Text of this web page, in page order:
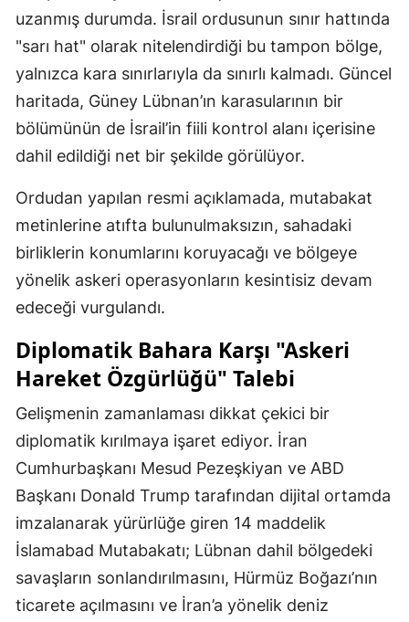
uzanmış durumda. İsrail ordusunun sınır hattında
"sarı hat" olarak nitelendirdiği bu tampon bölge,
yalnızca kara sınırlarıyla da sınırlı kalmadı. Güncel
haritada, Güney Lübnan’ın karasularının bir
bölümünün de İsrail’in fiili kontrol alanı içerisine
dahil edildiği net bir şekilde görülüyor.
Ordudan yapılan resmi açıklamada, mutabakat
metinlerine atıfta bulunulmaksızın, sahadaki
birliklerin konumlarını koruyacağı ve bölgeye
yönelik askeri operasyonların kesintisiz devam
edeceği vurgulandı.
Diplomatik Bahara Karşı "Askeri
Hareket Özgürlüğü" Talebi
Gelişmenin zamanlaması dikkat çekici bir
diplomatik kırılmaya işaret ediyor. İran
Cumhurbaşkanı Mesud Pezeşkiyan ve ABD
Başkanı Donald Trump tarafından dijital ortamda
imzalanarak yürürlüğe giren 14 maddelik
İslamabad Mutabakatı; Lübnan dahil bölgedeki
savaşların sonlandırılmasını, Hürmüz Boğazı’nın
ticarete açılmasını ve İran’a yönelik deniz